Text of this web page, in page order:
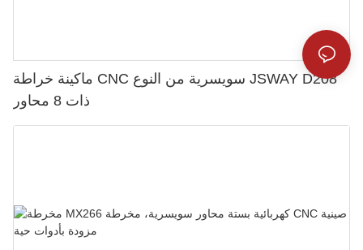
ماكينة خراطة CNC سويسرية من النوع JSWAY D208
ذات 8 محاور